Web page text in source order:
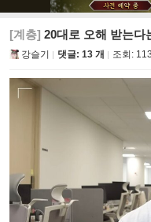
[계층] 20대로 오해 받는다
강슬기 댓글: 13 개 조회: